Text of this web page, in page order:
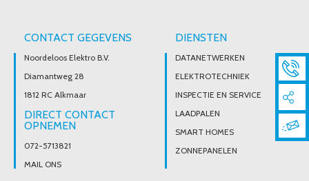
CONTACT GEGEVENS
Noordeloos Elektro B.V.
Diamantweg 28
1812 RC Alkmaar
DIRECT CONTACT
OPNEMEN
072-5713821
MAIL ONS
DIENSTEN
DATANETWERKEN
ELEKTROTECHNIEK
INSPECTIE EN SERVICE
LAADPALEN
SMART HOMES
ZONNEPANELEN